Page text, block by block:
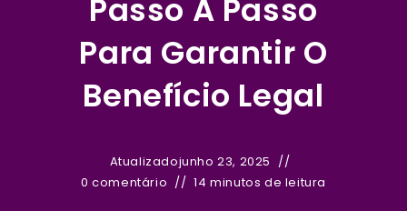
Passo A Passo
Para Garantir O
Benefício Legal
Atualizadojunho 23, 2025
0 comentário
14 minutos de leitura